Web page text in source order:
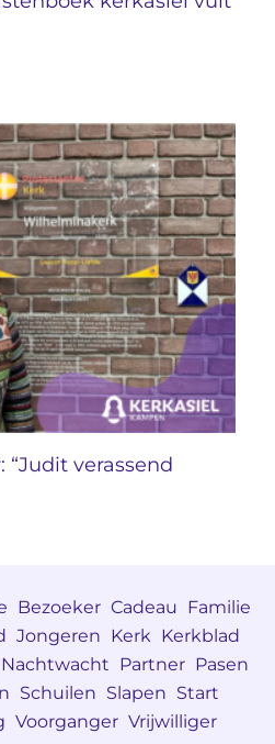
verassend
Bezoeker Cadeau Familie
Jongeren Kerk Kerkblad
Nachtwacht Partner Pasen
Schuilen Slapen Start
Voorganger Vrijwilliger